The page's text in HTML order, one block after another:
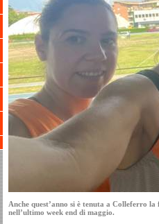
Anche quest’anno si è tenuta a Colleferro
nell’ultimo week end di maggio.